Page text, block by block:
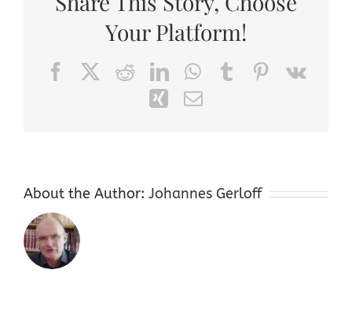
Your Platform!
FacebookRedditLinkedInWhatsApp
TumblrPinterest
Vk
XingEmail
About the Author: Johannes Gerloff